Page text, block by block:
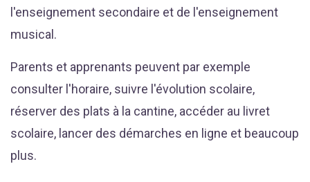
l'enseignement secondaire et de l'enseignement
musical.
Parents et apprenants peuvent par exemple
consulter l'horaire, suivre l'évolution scolaire,
réserver des plats à la cantine, accéder au livret
scolaire, lancer des démarches en ligne et beaucoup
plus.